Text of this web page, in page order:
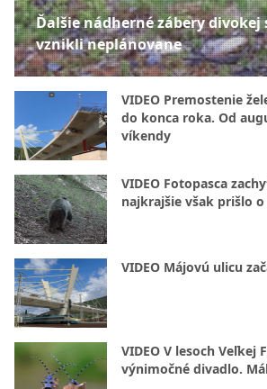
Ďalšie nádherné zábery
vznikli neplánovane
VIDEO Premostenie
do konca roka. Od
víkendy
VIDEO Fotopasca
najkrajšie však prišlo
VIDEO Májovú ulicu
VIDEO V lesoch Veľkej
výnimočné divadlo.